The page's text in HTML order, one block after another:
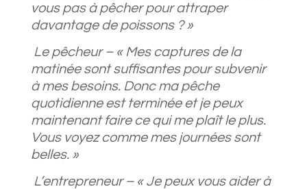
vous pas à pêcher pour attraper
davantage de poissons ? »
Le pêcheur – « Mes captures de la
matinée sont suffisantes pour subvenir
à mes besoins. Donc ma pêche
quotidienne est terminée et je peux
maintenant faire ce qui me plaît le plus.
Vous voyez comme mes journées sont
belles. »
L’entrepreneur – « Je peux vous aider à